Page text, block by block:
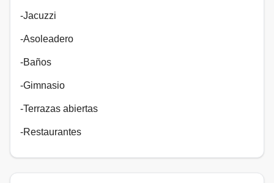
-Jacuzzi
-Asoleadero
-Baños
-Gimnasio
-Terrazas abiertas
-Restaurantes